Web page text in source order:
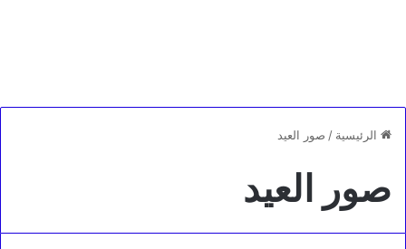
الرئيسية / صور العيد
صور العيد